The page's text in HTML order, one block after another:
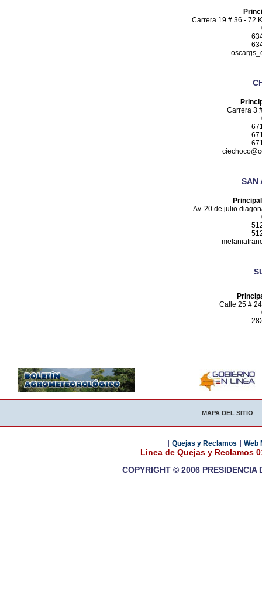
Carrera 19 # 36 - 72
Carrera 3
SAN
Av. 20 de julio
Calle 25 #
MAPA DEL SITIO
| Quejas y Reclamos | Web
Linea de Quejas y Reclamos
COPYRIGHT © 2006 PRESIDENCIA